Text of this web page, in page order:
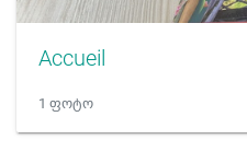
Accueil
1 ფოტო